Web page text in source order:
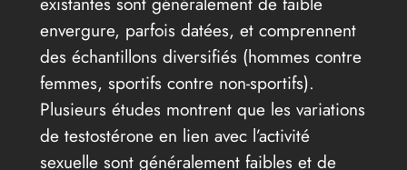
envergure, parfois datées, et comprennent
des échantillons diversifiés (hommes contre
femmes, sportifs contre non-sportifs).
Plusieurs études montrent que les variations
de testostérone en lien avec l’activité
sexuelle sont généralement faibles et de